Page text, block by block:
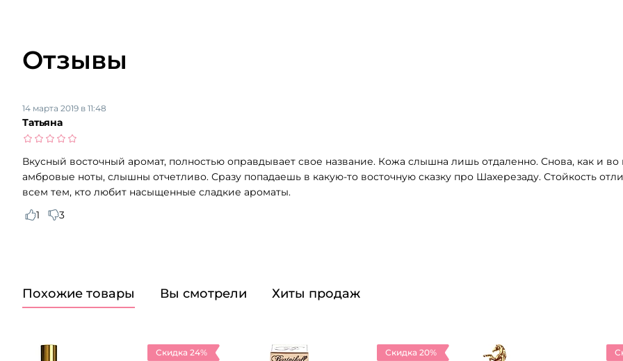
Отзывы
Татьяна
14 марта 2019 в 11:48
Вкусный восточный аромат, полностью оправдывает свое название. Кожа слышна лишь отдаленно. Снова, как и
амбровые ноты, слышны отчетливо. Сразу попадаешь в какую-то восточную сказку про Шахерезаду. Стойкость
всем тем, кто любит насыщенные сладкие ароматы.
1
3
Похожие товары Вы смотрели Хиты продаж
Скидка 24% Скидка 20%